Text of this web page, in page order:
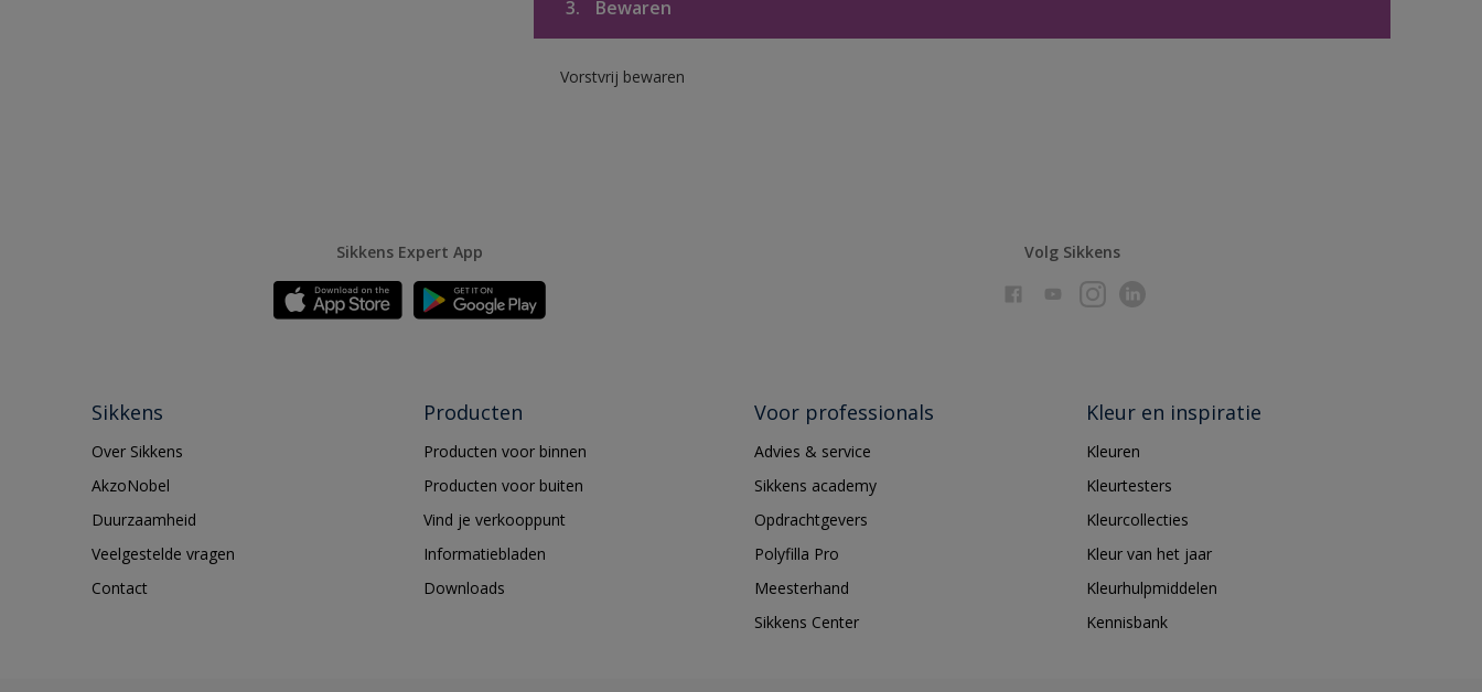
3. Bewaren
Vorstvrij bewaren
Sikkens Expert App Volg Sikkens
Sikkens
Over Sikkens
AkzoNobel
Duurzaamheid
Veelgestelde vragen
Contact
Producten
Producten voor binnen
Producten voor buiten
Vind je verkooppunt
Informatiebladen
Downloads
Voor professionals
Advies & service
Sikkens academy
Opdrachtgevers
Polyfilla Pro
Meesterhand
Sikkens Center
Kleur en inspiratie
Kleuren
Kleurtesters
Kleurcollecties
Kleur van het jaar
Kleurhulpmiddelen
Kennisbank